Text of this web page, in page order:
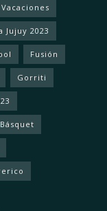
Jujuy 2023
Fusión
Gorriti